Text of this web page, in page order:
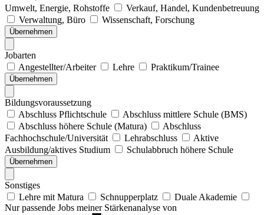
Umwelt, Energie, Rohstoffe
Verkauf, Handel, Kundenbetreuung
Verwaltung, Büro
Wissenschaft, Forschung
Übernehmen
Jobarten
Angestellter/Arbeiter
Lehre Praktikum/Trainee
Übernehmen
Bildungsvoraussetzung
Abschluss Pflichtschule
Abschluss mittlere Schule (BMS)
Abschluss höhere Schule (Matura)
Abschluss
Fachhochschule/Universität
Lehrabschluss
Aktive
Ausbildung/aktives Studium
Schulabbruch höhere Schule
Übernehmen
Sonstiges
Lehre mit Matura
Schnupperplatz
Duale Akademie
Nur passende Jobs meiner Stärkenanalyse von